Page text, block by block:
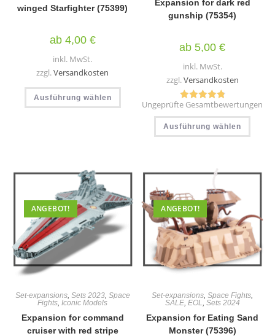
winged Starfighter (75399)
ab 4,00 €
inkl. MwSt.
zzgl.Versandkosten
Ausführung wählen
Dieses
Produkt
weist
mehrere
der
Produktseite
gewählt
werden
Expansion for dark red
gunship (75354)
ab 5,00€
inkl. MwSt.
zzgl.Versandkosten
Bewertet
mit4.89
von 5
Ungeprüfte Gesamtbewertungen
Ausführung wählen
weist
Die
ANGEBOT!
Set-expansions, Sets 2023, Space
Fights ,Iconic Models
Expansion for command
cruiser with red stripe
ANGEBOT!
Set-expansions ,Space Fights
SALE, EOL Sets 2024
Expansion for Eating Sand
Monster (75396)